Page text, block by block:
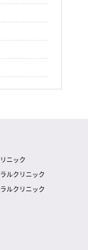
ニック
ルクリニック
ルクリニック